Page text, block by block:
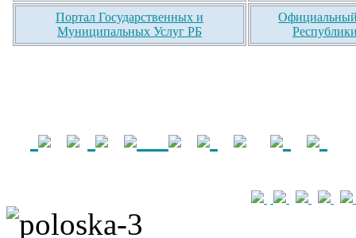
Портал Государственных и
Муниципальных Услуг РБ
Официальный